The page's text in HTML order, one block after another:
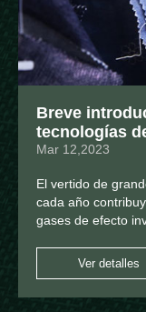
Breve
tecnologías
Mar 12,2023
El vertido de
cada año
gases de efecto
Ver detalles